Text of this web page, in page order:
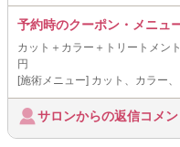
予約時のクーポン・メニュ
カット＋カラー＋トリートメ
円
[施術メニュー] カット、カラー
サロンからの返信コメ